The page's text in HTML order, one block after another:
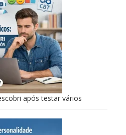
após testar vários